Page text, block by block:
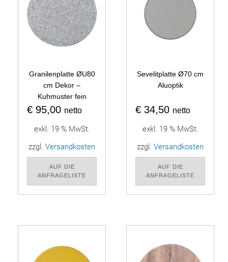
Granilenplatte ØU80
cm Dekor –
Kuhmuster fein
€ 95,00 netto
exkl. 19 % MwSt.
zzgl. Versandkosten
AUF DIE
ANFRAGELISTE
Sevelitplatte Ø70 cm
Aluoptik
€ 34,50 netto
exkl. 19 % MwSt.
zzgl. Versandkosten
AUF DIE
ANFRAGELISTE